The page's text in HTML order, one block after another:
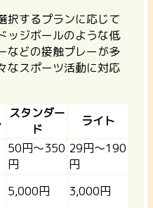
択するプランに応じて
ッジボールのような低
などの接触プレーが多
なスポーツ活動に対応
スタンダー
ド
ライト
50円〜350
円
29円〜190
円
5,000円
3,000円